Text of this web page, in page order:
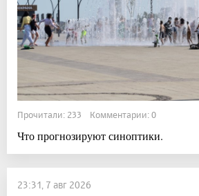
Прочитали: 233 Комментарии: 0
Что прогнозируют синоптики.
23:31, 7 авг 2026